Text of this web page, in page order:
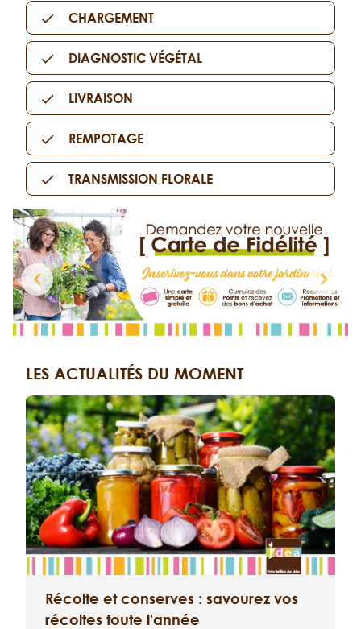
CHARGEMENT
DIAGNOSTIC VÉGÉTAL
LIVRAISON
REMPOTAGE
TRANSMISSION FLORALE
LES ACTUALITÉS DU MOMENT
Récolte et conserves : savourez vos
récoltes toute l'année